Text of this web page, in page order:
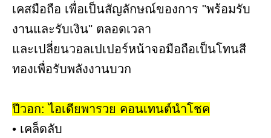
เคสมือถือ เพื่อเป็นสัญลักษณ์ของการ "พร้อมรับ
งานและรับเงิน" ตลอดเวลา
และเปลี่ยนวอลเปเปอร์หน้าจอมือถือเป็นโทนสี
ทองเพื่อรับพลังงานบวก
ปีวอก: ไอเดียพารวย คอนเทนต์นำโชค
• เคล็ดลับ